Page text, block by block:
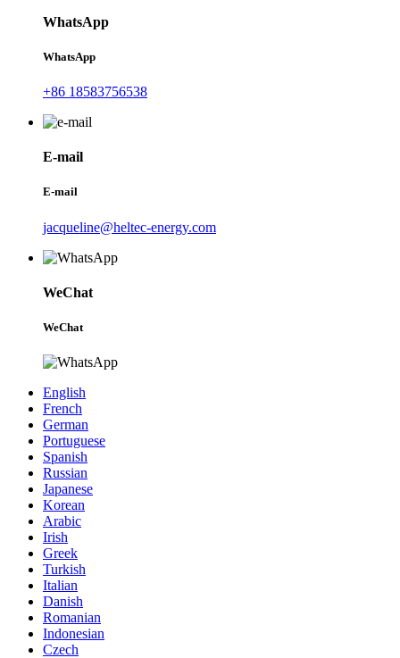
WhatsApp
WhatsApp
+86 18583756538
E-mail
E-mail
jacqueline@heltec-energy.com
WeChat
WeChat
English
French
German
Portuguese
Spanish
Russian
Japanese
Korean
Arabic
Irish
Greek
Turkish
Italian
Danish
Romanian
Indonesian
Czech